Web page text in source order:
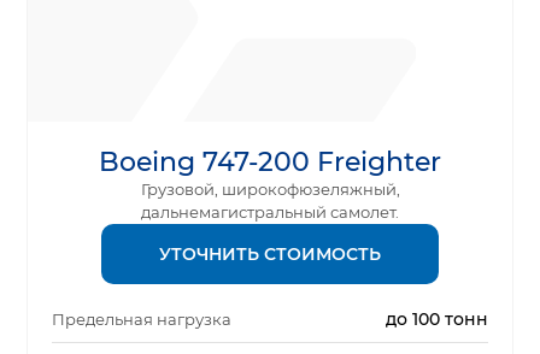
Boeing 747-200 Freighter
Грузовой, широкофюзеляжный,
дальнемагистральный самолет.
УТОЧНИТЬ СТОИМОСТЬ
Предельная нагрузка до 100 тонн